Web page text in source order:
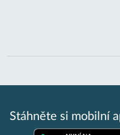
Stáhněte si mobilní